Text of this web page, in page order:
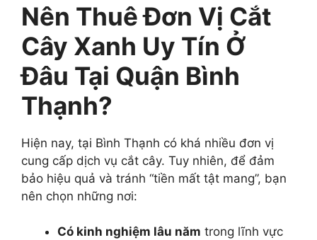
Nên Thuê Đơn Vị Cắt
Cây Xanh Uy Tín Ở
Đâu Tại Quận Bình
Thạnh?
Hiện nay, tại Bình Thạnh có khá nhiều đơn vị
cung cấp dịch vụ cắt cây. Tuy nhiên, để đảm
bảo hiệu quả và tránh “tiền mất tật mang”, bạn
nên chọn những nơi:
Có kinh nghiệm lâu năm trong lĩnh vực